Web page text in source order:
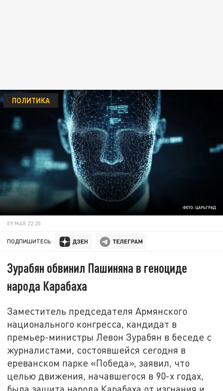
ФОТО: ЦАРЬГРАД
ПОЛИТИКА
09 МАЯ 22:20
ПОДПИШИТЕСЬ:
Зурабян обвинил Пашиняна в геноциде
народа Карабаха
Заместитель председателя Армянского
национального конгресса, кандидат в
премьер-министры Левон Зурабян в беседе с
журналистами, состоявшейся сегодня в
ереванском парке «Победа», заявил, что
целью движения, начавшегося в 90-х годах,